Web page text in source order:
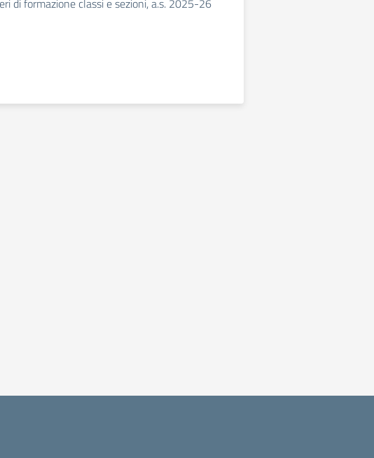
di formazione classi e sezioni, a.s. 2025-26